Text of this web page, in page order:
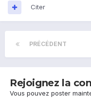
Citer
PRÉCÉDENT
Rejoignez la
Vous pouvez poster